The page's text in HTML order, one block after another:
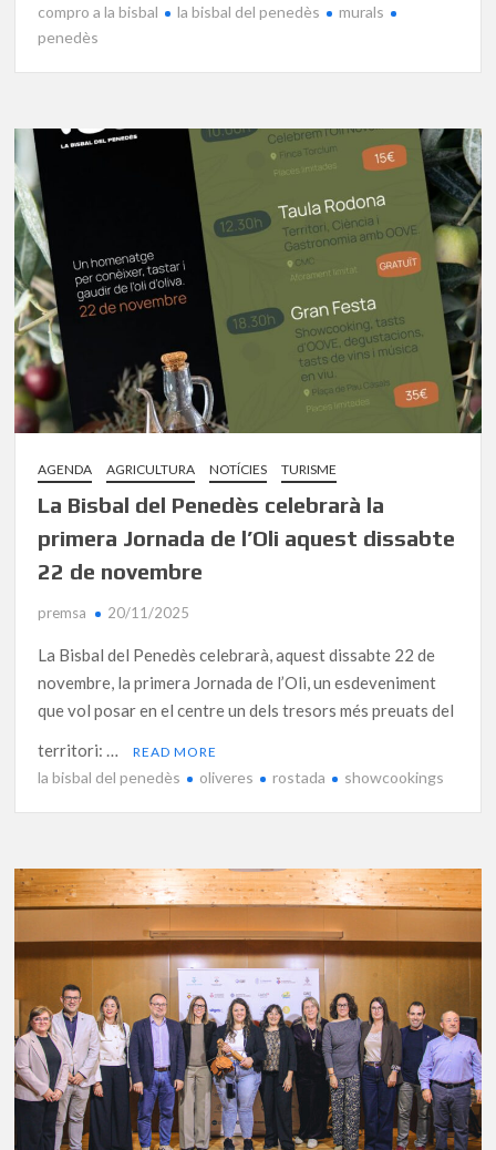
compro a la bisbal
la bisbal del penedès
murals
penedès
AGENDA AGRICULTURA NOTÍCIES TURISME
La Bisbal del Penedès celebrarà la
primera Jornada de l’Oli aquest dissabte
22 de novembre
premsa 20/11/2025
La Bisbal del Penedès celebrarà, aquest dissabte 22 de
novembre, la primera Jornada de l’Oli, un esdeveniment
que vol posar en el centre un dels tresors més preuats del
territori: …
READ MORE
la bisbal del penedès oliveres rostada showcookings